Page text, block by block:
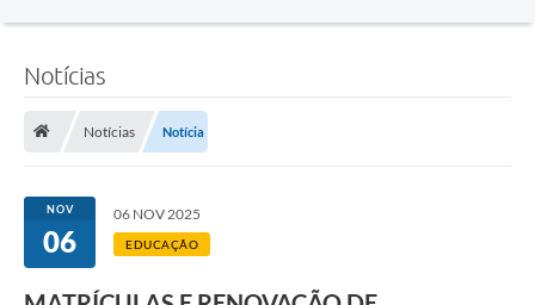
Notícias
Notícias Notícia
NOV
06
06 NOV 2025
EDUCAÇÃO